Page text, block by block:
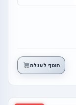
הוסף לעגלה